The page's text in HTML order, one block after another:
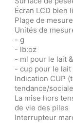
Écran LCD bien
Plage de
Unités de
- g
- lb:oz
- ml pour le lait
- cup pour le lait
Indication CUP
tendance/
La mise hors
de vie des piles
Interrupteur